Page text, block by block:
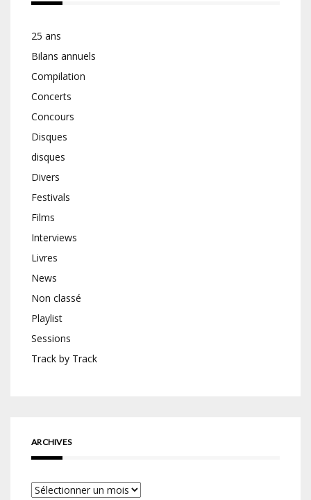
25 ans
Bilans annuels
Compilation
Concerts
Concours
Disques
disques
Divers
Festivals
Films
Interviews
Livres
News
Non classé
Playlist
Sessions
Track by Track
ARCHIVES
Archives